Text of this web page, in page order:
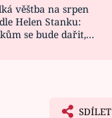
věštba na srpen
Helen Stanku:
se bude dařit,
SDÍLET